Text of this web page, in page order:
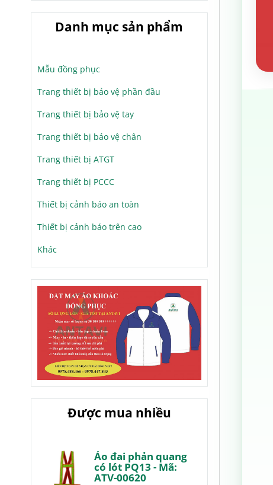
Danh mục sản phẩm
Mẫu đồng phục
Trang thiết bị bảo vệ phần đầu
Trang thiết bị bảo vệ tay
Trang thiết bị bảo vệ chân
Trang thiết bị ATGT
Trang thiết bị PCCC
Thiết bị cảnh báo an toàn
Thiết bị cảnh báo trên cao
Khác
Được mua nhiều
Áo đai phản quang
có lót PQ13 - Mã:
ATV-00620